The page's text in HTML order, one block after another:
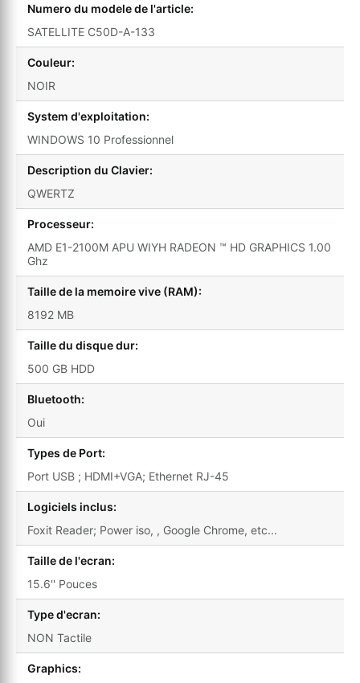
Numero du modele de l'article:
SATELLITE C50D-A-133
Couleur:
NOIR
System d'exploitation:
WINDOWS 10 Professionnel
Description du Clavier:
QWERTZ
Processeur:
AMD E1-2100M APU WIYH RADEON ™ HD GRAPHICS 1.00
Ghz
Taille de la memoire vive (RAM):
8192 MB
Taille du disque dur:
500 GB HDD
Bluetooth:
Oui
Types de Port:
Port USB ; HDMI+VGA; Ethernet RJ-45
Logiciels inclus:
Foxit Reader; Power iso, , Google Chrome, etc...
Taille de l'ecran:
15.6'' Pouces
Type d'ecran:
NON Tactile
Graphics: